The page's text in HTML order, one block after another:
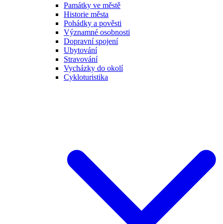
Památky ve městě
Historie města
Pohádky a pověsti
Významné osobnosti
Dopravní spojení
Ubytování
Stravování
Vycházky do okolí
Cykloturistika